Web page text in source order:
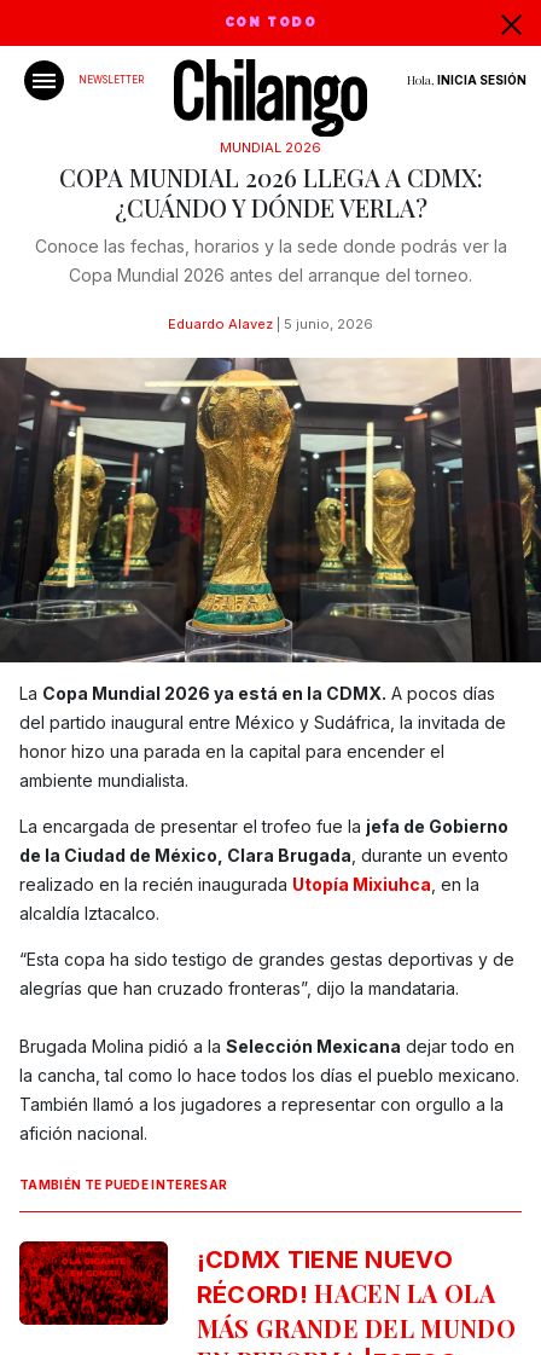
CON TODO
NEWSLETTER Hola, INICIA SESIÓN
MUNDIAL 2026
COPA MUNDIAL 2026 LLEGA A CDMX:
¿CUÁNDO Y DÓNDE VERLA?
Conoce las fechas, horarios y la sede donde podrás ver la
Copa Mundial 2026 antes del arranque del torneo.
Eduardo Alavez 5 junio, 2026
La Copa Mundial 2026 ya está en la CDMX. A pocos días
del partido inaugural entre México y Sudáfrica, la invitada de
honor hizo una parada en la capital para encender el
ambiente mundialista.
La encargada de presentar el trofeo fue la jefa de Gobierno
de la Ciudad de México, Clara Brugada , durante un evento
realizado en la recién inaugurada Utopía Mixiuhca , en la
alcaldía Iztacalco.
“Esta copa ha sido testigo de grandes gestas deportivas y de
alegrías que han cruzado fronteras”, dijo la mandataria.
Brugada Molina pidió a la Selección Mexicana dejar todo en
la cancha, tal como lo hace todos los días el pueblo mexicano.
También llamó a los jugadores a representar con orgullo a la
afición nacional.
TAMBIÉN TE PUEDE INTERESAR
¡CDMX TIENE NUEVO
RÉCORD! HACEN LA OLA
MÁS GRANDE DEL MUNDO